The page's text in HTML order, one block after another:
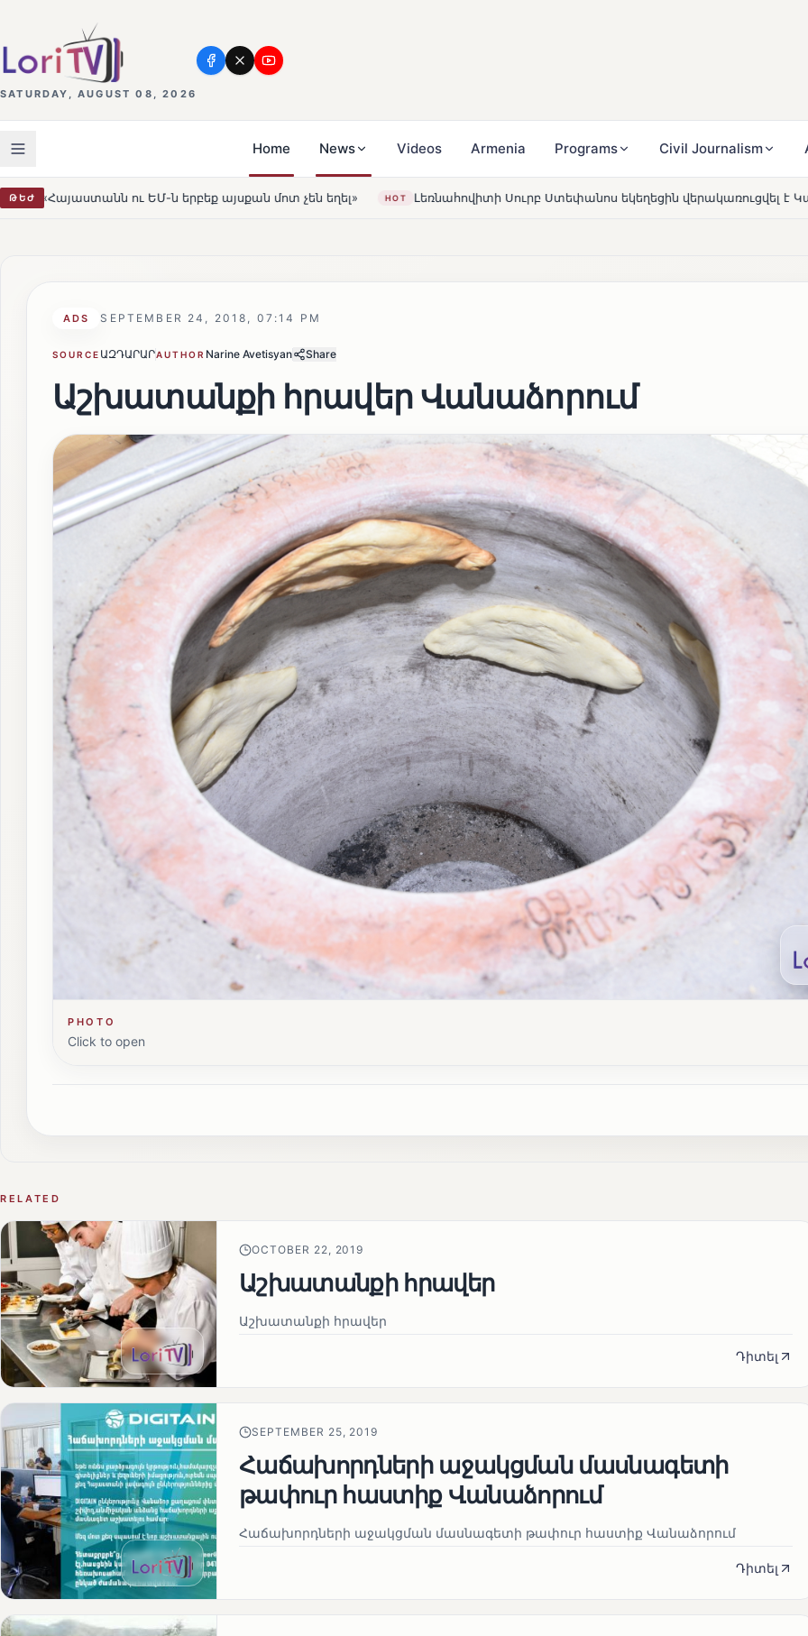
SATURDAY, AUGUST 08, 2026
Home News Videos Armenia Programs Civil Journalism
ԹԵԺ
երբեք այսքան մոտ չեն եղել» HOT Լեռնահովիտի Սուրբ Ստեփանոս եկեղեցին վերակառուցվել է Կարապետյան ընտանիքի
ADS SEPTEMBER 24, 2018, 07:14 PM
SOURCE ԱԶԴԱՐԱՐAUTHOR Narine Avetisyan Share
Աշխատանքի հրավեր Վանաձորում
PHOTO
Click to open
RELATED
OCTOBER 22, 2019
Աշխատանքի հրավեր
Աշխատանքի հրավեր
Դիտել
SEPTEMBER 25, 2019
Հաճախորդների աջակցման մասնագետի
թափուր հաստիք Վանաձորում
Հաճախորդների աջակցման մասնագետի թափուր հաստիք Վանաձորում
Դիտել